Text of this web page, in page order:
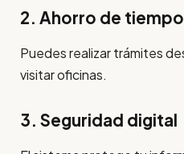
2. Ahorro de tiempo
Puedes realizar trámites
visitar oficinas.
3. Seguridad digital